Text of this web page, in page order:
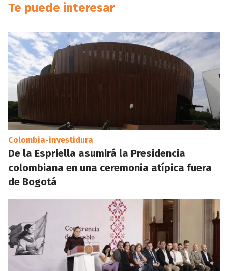
Te puede interesar
Colombia-investidura
De la Espriella asumirá la Presidencia
colombiana en una ceremonia atípica fuera
de Bogotá